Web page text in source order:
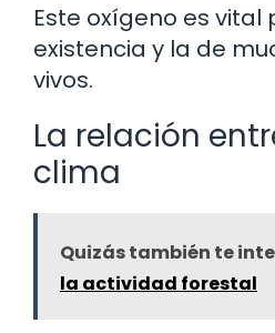
Este oxígeno es vital
existencia y la de
vivos.
La relación
clima
Quizás también te
la actividad forestal